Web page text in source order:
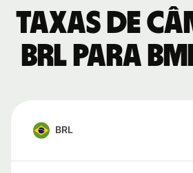
Taxas de
BRL para
BRL